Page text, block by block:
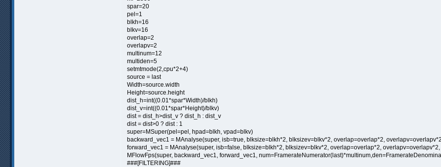
spar=20
pel=1
blkh=16
blkv=16
overlap=2
overlapv=2
multinum=12
multiden=5
setmtmode(2,cpu*2+4)
source = last
Width=source.width
Height=source.height
dist_h=int((0.01*spar*Width)/blkh)
dist_v=int((0.01*spar*Height)/blkv)
dist = dist_h>dist_v ? dist_h : dist_v
dist = dist>0 ? dist : 1
super=MSuper(pel=pel, hpad=blkh, vpad=blkv)
backward_vec1 = MAnalyse(super, isb=true, blksize=blkh*2, blksizev=blkv*2, overlap=overlap*2,
forward_vec1 = MAnalyse(super, isb=false, blksize=blkh*2, blksizev=blkv*2, overlap=overlap*2,
MFlowFps(super, backward_vec1, forward_vec1,
###[FILTERING]###